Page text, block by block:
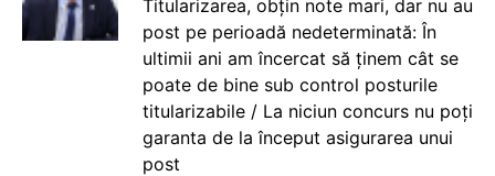
Titularizarea, obțin note mari, dar nu au
post pe perioadă nedeterminată: În
ultimii ani am încercat să ținem cât se
poate de bine sub control posturile
titularizabile / La niciun concurs nu poți
garanta de la început asigurarea unui
post